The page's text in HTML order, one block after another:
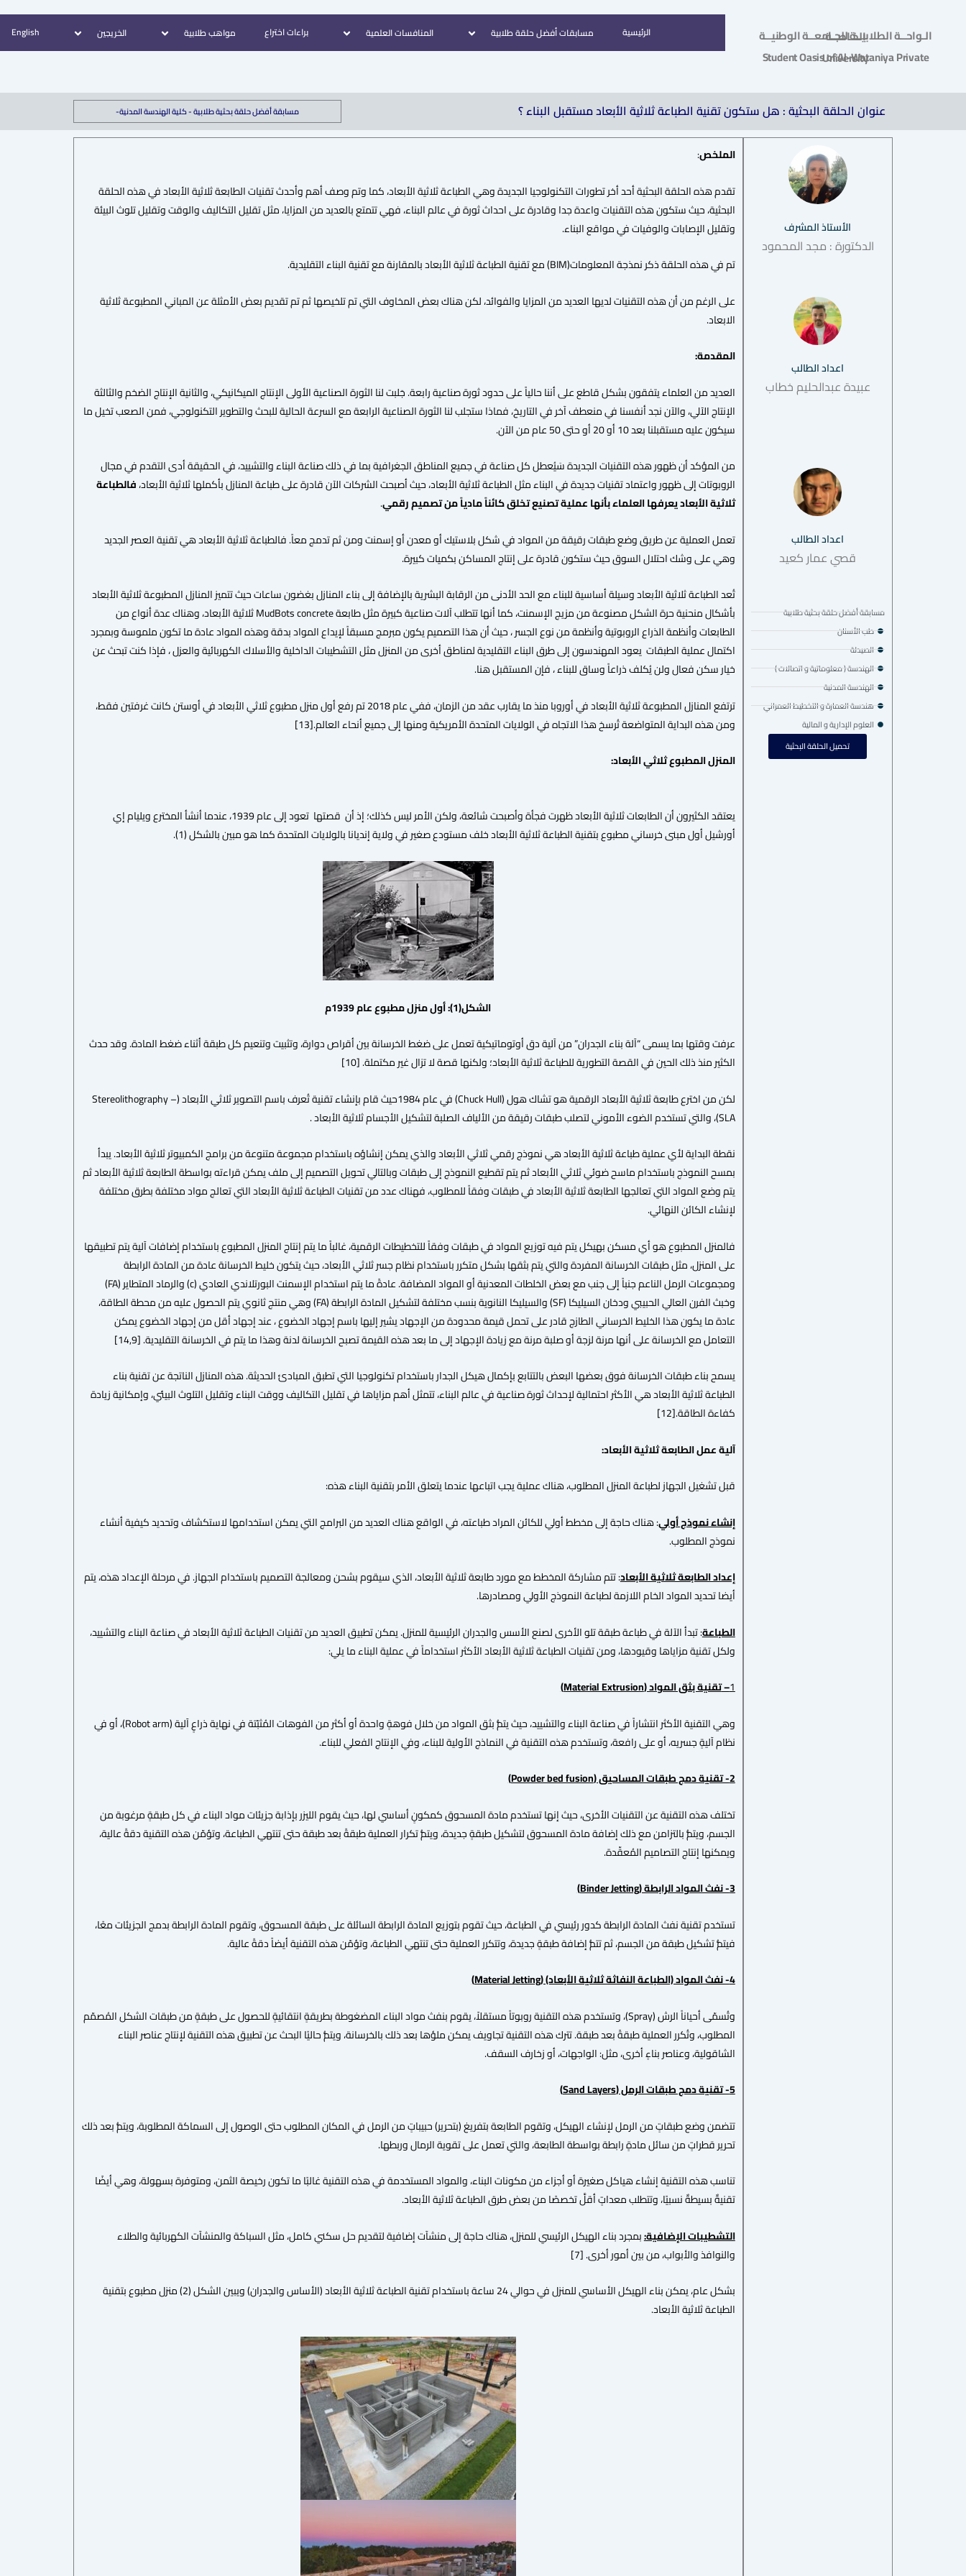
الـواحــة الطلابيــة للجـامعــة الوطنيــة الخـاصــة
Student Oasis of Al-Wataniya Private University
الرئيسية مسابقات أفضل حلقة طلابية المنافسات العلمية براءات اختراع مواهب طلابية الخريجين English
عنوان الحلقة البحثية : هل ستكون تقنية الطباعة ثلاثية الأبعاد مستقبل البناء ؟ مسابقة أفضل حلقة بحثية طلابية - كلية الهندسة المدنية-
الأستاذ المشرف
الدكتورة : مجد المحمود
اعداد الطالب
عبيدة عبدالحليم خطاب
اعداد الطالب
قصي عمار كعيد
مسابقة أفضل حلقة بحثية طلابية
طب الأسنان
الصيدلة
الهندسة ( معلوماتية و اتصالات )
الهندسة المدنية
هندسة العمارة و التخطيط العمراني
العلوم الإدارية و المالية
تحميل الحلقة البحثية
الملخص:
تقدم هذه الحلقة البحثية أحد أخر تطورات التكنولوجيا الجديدة وهي الطباعة ثلاثية الأبعاد، كما وتم وصف أهم وأحدث تقنيات الطابعة ثلاثية الأبعاد في هذه الحلقة
البحثية، حيث ستكون هذه التقنيات واعدة جدا وقادرة على احداث ثورة في عالم البناء، فهي تتمتع بالعديد من المزايا، مثل تقليل التكاليف والوقت وتقليل تلوث البيئة
وتقليل الإصابات والوفيات في مواقع البناء.
تم في هذه الحلقة ذكر نمذجة المعلومات(BIM) مع تقنية الطباعة ثلاثية الأبعاد بالمقارنة مع تقنية البناء التقليدية.
على الرغم من أن هذه التقنيات لديها العديد من المزايا والفوائد، لكن هناك بعض المخاوف التي تم تلخيصها ثم تم تقديم بعض الأمثلة عن المباني المطبوعة ثلاثية
الابعاد.
المقدمة:
العديد من العلماء يتفقون بشكل قاطع على أننا حالياً على حدود ثورة صناعية رابعة. جَلبت لنا الثورة الصناعية الأولى الإنتاج الميكانيكي، والثانية الإنتاج الضخم والثالثة
الإنتاج الآلي، والآن نجد أنفسنا في منعطف آخر في التاريخ، فماذا ستجلب لنا الثورة الصناعية الرابعة مع السرعة الحالية للبحث والتطوير التكنولوجي، فمن الصعب تخيل ما
سيكون عليه مستقبلنا بعد 10 أو 20 أو حتى 50 عام من الآن.
من المؤكد أن ظهور هذه التقنيات الجديدة سَيُعطل كل صناعة في جميع المناطق الجغرافية بما في ذلك صناعة البناء والتشييد، في الحقيقة أدى التقدم في مجال
الروبوتات إلى ظهور واعتماد تقنيات جديدة في البناء مثل الطباعة ثلاثية الأبعاد، حيث أصبحت الشركات الآن قادرة على طباعة المنازل بأكملها ثلاثية الأبعاد،فالطباعة
ثلاثية الأبعاد يعرفها العلماء بأنها عملية تصنيع تخلق كائناً مادياً من تصميم رقمي.
تعمل العملية عن طريق وضع طبقات رقيقة من المواد في شكل بلاستيك أو معدن أو إسمنت ومن ثم تدمج معاً. فالطباعة ثلاثية الأبعاد هي تقنية العصر الجديد
وهي على وشك احتلال السوق حيث ستكون قادرة على إنتاج المساكن بكميات كبيرة.
تُعد الطباعة ثلاثية الأبعاد وسيلة أساسية للبناء مع الحد الأدنى من الرقابة البشرية بالإضافة إلى بناء المنازل بغضون ساعات حيث تتميز المنازل المطبوعة ثلاثية الأبعاد
بأشكال منحنية حرة الشكل مصنوعة من مزيج الإسمنت، كما أنها تتطلب آلات صناعية كبيرة مثل طابعة MudBots concrete ثلاثية الأبعاد، وهناك عدة أنواع من
الطابعات وأنظمة الذراع الروبوتية وأنظمة من نوع الجسر ، حيث أن هذا التصميم يكون مبرمج مسبقاً لإيداع المواد بدقة وهذه المواد عادة ما تكون ملموسة وبمجرد
اكتمال عملية الطبقات يعود المهندسون إلى طرق البناء التقليدية لمناطق أخرى من المنزل مثل التشطيبات الداخلية والأسلاك الكهربائية والعزل ، فإذا كنت تبحث عن
خيار سكن فعال ولن يُكلف ذراعاً وساق للبناء ، فإن المستقبل هنا.
ترتفع المنازل المطبوعة ثلاثية الأبعاد في أوروبا منذ ما يقارب عقد من الزمان، ففي عام 2018 تم رفع أول منزل مطبوع ثلاثي الأبعاد في أوستن كانت غرفتين فقط،
ومن هذه البداية المتواضعة تُرسخ هذا الاتجاه في الولايات المتحدة الأمريكية ومنها إلى جميع أنحاء العالم.[13]
المنزل المطبوع ثلاثي الأبعاد:
يعتقد الكثيرون أن الطابعات ثلاثية الأبعاد ظهرت فجأة وأصبحت شائعة، ولكن الأمر ليس كذلك؛ إذ أن قصتها تعود إلى عام 1939، عندما أنشأ المخترع ويليام إي
أورشيل أول مبنى خرساني مطبوع بتقنية الطباعة ثلاثية الأبعاد خلف مستودع صغير في ولاية إنديانا بالولايات المتحدة كما هو مبين بالشكل (1).
الشكل(1): أول منزل مطبوع عام 1939م
عرفت وقتها بما يسمى “آلة بناء الجدران” من آلية دق أوتوماتيكية تعمل على ضغط الخرسانة بين أقراص دوارة، وتثبيت وتنعيم كل طبقة أثناء ضغط المادة. وقد حدث
الكثير منذ ذلك الحين في القصة التطورية للطباعة ثلاثية الأبعاد؛ ولكنها قصة لا تزال غير مكتملة. [10]
لكن من اخترع طابعة ثلاثية الأبعاد الرقمية هو تشاك هول (Chuck Hull) في عام 1984حيث قام بإنشاء تقنية تُعرف باسم التصوير ثلاثي الأبعاد (Stereolithography –
SLA)، والتي تستخدم الضوء الأموني لتصلب طبقات رقيقة من الألياف الصلبة لتشكيل الأجسام ثلاثية الأبعاد .
نقطة البداية لأي عملية طباعة ثلاثية الأبعاد هي نموذج رقمي ثلاثي الأبعاد والذي يمكن إنشاؤه باستخدام مجموعة متنوعة من برامج الكمبيوتر ثلاثية الأبعاد. يبدأ
بمسح النموذج باستخدام ماسح ضوئي ثلاثي الأبعاد ثم يتم تقطيع النموذج إلى طبقات وبالتالي تحويل التصميم إلى ملف يمكن قراءته بواسطة الطابعة ثلاثية الأبعاد ثم
يتم وضع المواد التي تعالجها الطابعة ثلاثية الأبعاد في طبقات وفقاً للمطلوب، فهناك عدد من تقنيات الطباعة ثلاثية الأبعاد التي تعالج مواد مختلفة بطرق مختلفة
لإنشاء الكائن النهائي.
فالمنزل المطبوع هو أي مسكن بهيكل يتم فيه توزيع المواد في طبقات وفقاً للتخطيطات الرقمية، غالباً ما يتم إنتاج المنزل المطبوع باستخدام إضافات آلية يتم تطبيقها
على المنزل، مثل طبقات الخرسانة المفردة والتي يتم بثقها بشكل متكرر باستخدام نظام جسر ثلاثي الأبعاد، حيث يتكون خليط الخرسانة عادة من المادة الرابطة
ومجموعات الرمل الناعم جنباً إلى جنب مع بعض الخلطات المعدنية أو المواد المضافة. عادةً ما يتم استخدام الإسمنت البورتلاندي العادي (c) والرماد المتطاير (FA)
وخبث الفرن العالي الحبيبي ودخان السيليكا (SF) والسيليكا النانوية بنسب مختلفة لتشكيل المادة الرابطة (FA) وهي منتج ثانوي يتم الحصول عليه من محطة الطاقة،
عادة ما يكون هذا الخليط الخرساني الطازج قادر على تحمل قيمة محدودة من الإجهاد يشير إليها باسم إجهاد الخضوع ، عند إجهاد أقل من إجهاد الخضوع يمكن
التعامل مع الخرسانة على أنها مرنة لزجة أو صلبة مرنة مع زيادة الإجهاد إلى ما بعد هذه القيمة تصبح الخرسانة لدنة وهذا ما يتم في الخرسانة التقليدية. [14,9]
يسمح بناء طبقات الخرسانة فوق بعضها البعض بالتتابع بإكمال هيكل الجدار باستخدام تكنولوجيا التي تطبق المبادئ الحديثة. هذه المنازل الناتجة عن تقنية بناء
الطباعة ثلاثية الأبعاد هي الأكثر احتمالية لإحداث ثورة صناعية في عالم البناء، تتمثل أهم مزاياها في تقليل التكاليف ووقت البناء وتقليل التلوث البيئي، وإمكانية زيادة
كفاءة الطاقة.[12]
آلية عمل الطابعة ثلاثية الأبعاد:
قبل تشغيل الجهاز لطباعة المنزل المطلوب، هناك عملية يجب اتباعها عندما يتعلق الأمر بتقنية البناء هذه:
إنشاء نموذج أولي: هناك حاجة إلى مخطط أولي للكائن المراد طباعته، في الواقع هناك العديد من البرامج التي يمكن استخدامها لاستكشاف وتحديد كيفية أنشاء
نموذج المطلوب.
إعداد الطابعة ثلاثية الأبعاد: تتم مشاركة المخطط مع مورد طابعة ثلاثية الأبعاد، الذي سيقوم بشحن ومعالجة التصميم باستخدام الجهاز. في مرحلة الإعداد هذه، يتم
أيضا تحديد المواد الخام اللازمة لطباعة النموذج الأولي ومصادرها.
الطباعة: تبدأ الآلة في طباعة طبقة تلو الأخرى لصنع الأسس والجدران الرئيسية للمنزل. يمكن تطبيق العديد من تقنيات الطباعة ثلاثية الأبعاد في صناعة البناء والتشييد،
ولكل تقنية مزاياها وقيودها، ومن تقنيات الطباعة ثلاثية الأبعاد الأكثر استخداماً في عملية البناء ما يلي:
1
–تقنية بثق المواد (Material Extrusion
)
وهي التقنية الأكثر انتشاراً في صناعة البناء والتشييد، حيث يتمُّ بثق المواد من خلال فوهةٍ واحدة أو أكثر من الفوهات المُثبّتة في نهاية ذراعٍ آلية (Robot arm)، أو في
نظام آليةٍ جسريه، أو على رافعة، وتستخدم هذه التقنية في النماذج الأولية للبناء، وفي الإنتاج الفعلي للبناء.
2- تقنية دمج طبقات المساحيق (
Powder bed fusion
)
تختلف هذه التقنية عن التقنيات الأخرى، حيث إنها تستخدم مادة المسحوق كمكونٍ أساسي لها، حيث يقوم الليزر بإذابة جزيئات مواد البناء في كل طبقةٍ مرغوبة من
الجسم، ويتمُّ بالتزامن مع ذلك إضافة مادة المسحوق لتشكيل طبقةٍ جديدة، ويتمُّ تكرار العملية طبقةً بعد طبقة حتى تنتهي الطباعة، وتؤمّن هذه التقنية دقةً عالية،
ويمكنها إنتاج التصاميم المُعقّدة.
3- نفث المواد الرابطة (
Binder Jetting
)
تستخدم تقنية نفث المادة الرابطة كدور رئيسي في الطباعة، حيث تقوم بتوزيع المادة الرابطة السائلة على طبقة المسحوق، وتقوم المادة الرابطة بدمج الجزيئات معًا،
فيتمُّ تشكيل طبقة من الجسم، ثم تتمُّ إضافة طبقةٍ جديدة، وتتكرر العملية حتى تنتهي الطباعة، وتؤمّن هذه التقنية أيضاً دقةً عالية.
4- نفث المواد (الطباعة النفاثة ثلاثية الأبعاد) (
Material Jetting
)
وتُسمّى أحياناً الرش (Spray)، وتستخدم هذه التقنية روبوتاً مستقلاً، يقوم بنفث مواد البناء المضغوطة بطريقةٍ انتقائيةٍ للحصول على طبقةٍ من طبقات الشكل المُصمّم
المطلوب، وتُكرر العملية طبقةً بعد طبقة. تترك هذه التقنية تجاويف يمكن ملؤها بعد ذلك بالخرسانة، ويتمُّ حاليًا البحث عن تطبيق هذه التقنية لإنتاج عناصر البناء
الشاقولية، وعناصر بناءٍ أخرى، مثل: الواجهات، أو زخارف السقف.
5- تقنية دمج طبقات الرمل (
Sand Layers
)
تتضمن وضع طبقاتٍ من الرمل لإنشاء الهيكل، وتقوم الطابعة بتفريغ (بتحرير) حبيباتٍ من الرمل في المكان المطلوب حتى الوصول إلى السماكة المطلوبة، ويتمُّ بعد ذلك
تحرير قطراتٍ من سائل مادةٍ رابطة بواسطة الطابعة، والتي تعمل على تقوية الرمال وربطها.
تناسب هذه التقنية إنشاء هياكل صغيرة أو أجزاء من مكونات البناء، والمواد المستخدمة في هذه التقنية غالبًا ما تكون رخيصة الثمن، ومتوفرة بسهولة، وهي أيضًا
تقنيةٌ بسيطةٌ نسبيًا، وتتطلب معداتٍ أقلَّ تخصصًا من بعض طرق الطباعة ثلاثية الأبعاد.
التشطيبات الإضافية:بمجرد بناء الهيكل الرئيسي للمنزل، هناك حاجة إلى منشآت إضافية لتقديم حل سكني كامل، مثل السباكة والمنشآت الكهربائية والطلاء
والنوافذ والأبواب، من بين أمور أخرى. [7]
بشكل عام، يمكن بناء الهيكل الأساسي للمنزل في حوالي 24 ساعة باستخدام تقنية الطباعة ثلاثية الأبعاد (الأساس والجدران) ويبين الشكل (2) منزل مطبوع بتقنية
الطباعة ثلاثية الأبعاد.